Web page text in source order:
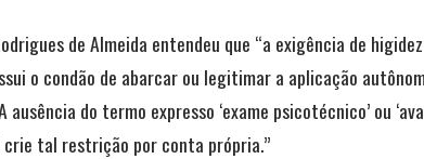
de Almeida entendeu que “a exigência de
o condão de abarcar ou legitimar a aplicação
do termo expresso ‘exame psicotécnico’ ou
crie tal restrição por conta própria.”